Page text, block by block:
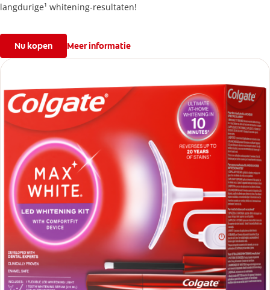
langdurige¹ whitening-resultaten!
Nu kopen Meer informatie